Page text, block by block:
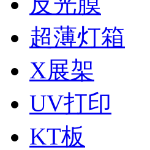
超薄灯箱
X展架
UV打印
KT板